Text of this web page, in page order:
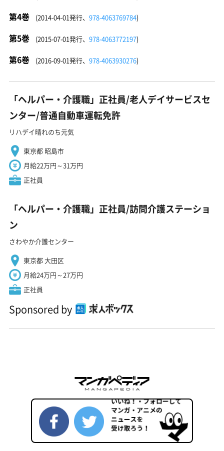
第4巻 (2014-04-01発行、 978-4063769784)
第5巻 (2015-07-01発行、 978-4063772197)
第6巻 (2016-09-01発行、 978-4063930276)
「ヘルパー・介護職」正社員/老人デイサービスセ
ンター/普通自動車運転免許
リハデイ晴れのち元気
東京都 昭島市
月給22万円～31万円
正社員
「ヘルパー・介護職」正社員/訪問介護ステーショ
ン
さわやか介護センター
東京都 大田区
月給24万円～27万円
正社員
Sponsored by